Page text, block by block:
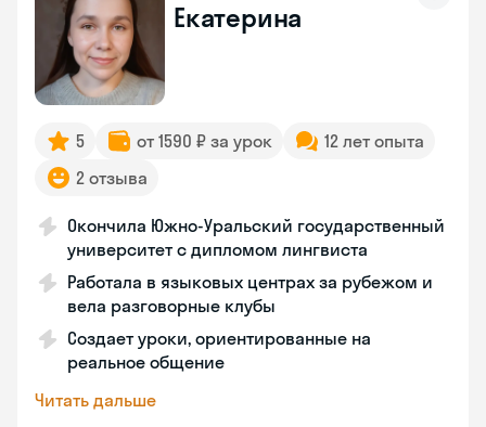
Екатерина
5 от 1590 ₽ за урок
12 лет опыта
2 отзыва
Окончила Южно-Уральский государственный
университет с дипломом лингвиста
Работала в языковых центрах за рубежом и
вела разговорные клубы
Создает уроки, ориентированные на
реальное общение
Читать дальше